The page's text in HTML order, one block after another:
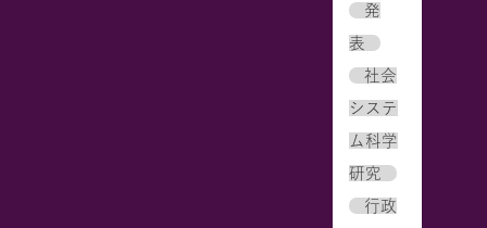
発
表
社会
システ
ム科学
研究
行政